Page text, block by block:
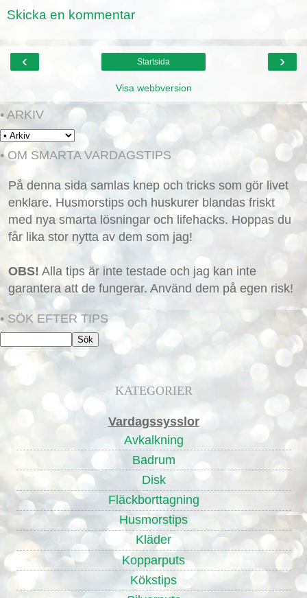
Skicka en kommentar
‹ ›
Startsida
Visa webbversion
• ARKIV
• OM SMARTA VARDAGSTIPS
På denna sida samlas knep och tricks som gör livet
enklare. Husmorstips och huskurer blandas friskt
med nya smarta lösningar och lifehacks. Hoppas du
får lika stor nytta av dem som jag!
OBS! Alla tips är inte testade och jag kan inte
garantera att de fungerar. Använd dem på egen risk!
• SÖK EFTER TIPS
KATEGORIER
Vardagssysslor
Avkalkning
Badrum
Disk
Fläckborttagning
Husmorstips
Kläder
Kopparputs
Kökstips